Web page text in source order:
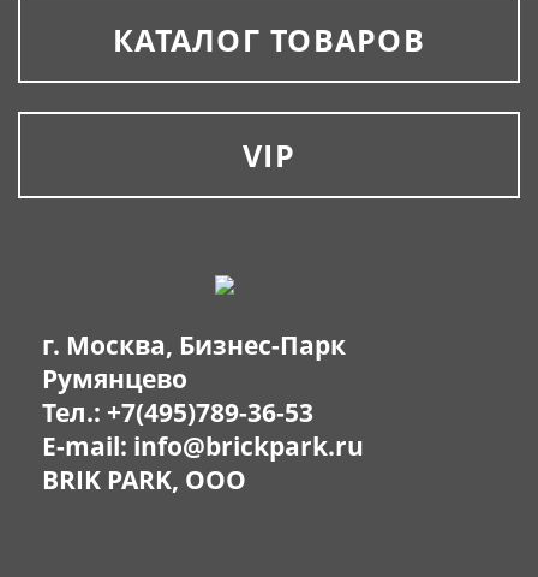
КАТАЛОГ ТОВАРОВ
VIP
г. Москва, Бизнес-Парк
Румянцево
Тел.: +7(495)789-36-53
E-mail: info@brickpark.ru
BRIK PARK, OOO